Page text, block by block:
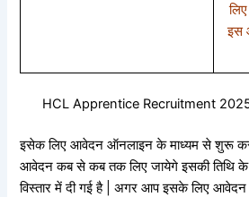
इस
HCL Apprentice Recruitment
इसेक लिए आवेदन ऑनलाइन के माध्यम से शुरू
आवेदन कब से कब तक लिए जायेगे इसकी तिथि के
विस्तार में दी गई है | अगर आप इसके लिए आवेदन